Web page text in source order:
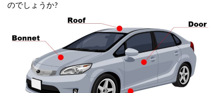
のでしょうか?